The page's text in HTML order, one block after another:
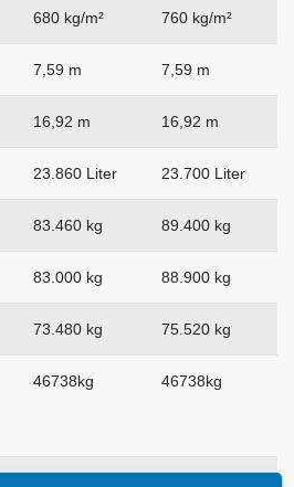
680 kg/m² 760 kg/m²
7,59 m 7,59 m
16,92 m 16,92 m
23.860 Liter 23.700 Liter
83.460 kg 89.400 kg
83.000 kg 88.900 kg
73.480 kg 75.520 kg
46738kg 46738kg